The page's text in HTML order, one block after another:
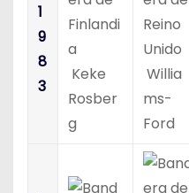
1
9
8
3
Keke
Rosber
g
Willia
ms-
Ford